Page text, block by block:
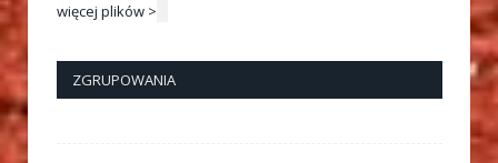
więcej plików >
ZGRUPOWANIA